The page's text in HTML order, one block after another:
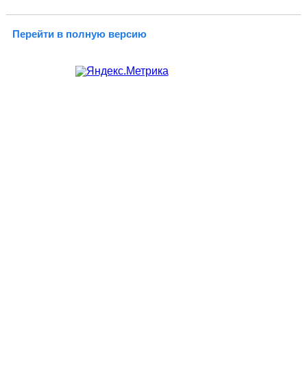
Перейти в полную версию